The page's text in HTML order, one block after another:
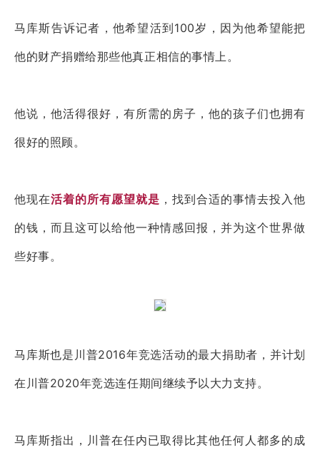
马库斯告诉记者，他希望活到100岁，因为他希望能把
他的财产捐赠给那些他真正相信的事情上。
他说，他活得很好，有所需的房子，他的孩子们也拥有
很好的照顾。
他现在活着的所有愿望就是 ，找到合适的事情去投入他
的钱，而且这可以给他一种情感回报，并为这个世界做
些好事。
马库斯也是川普2016年竞选活动的最大捐助者，并计划
在川普2020年竞选连任期间继续予以大力支持。
马库斯指出，川普在任内已取得比其他任何人都多的成